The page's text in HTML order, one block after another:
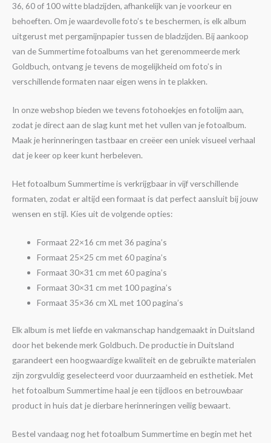
36, 60 of 100 witte bladzijden, afhankelijk van je voorkeur en
behoeften. Om je waardevolle foto’s te beschermen, is elk album
uitgerust met pergamijnpapier tussen de bladzijden. Bij aankoop
van de Summertime fotoalbums van het gerenommeerde merk
Goldbuch, ontvang je tevens de mogelijkheid om foto’s in
verschillende formaten naar eigen wens in te plakken.
In onze webshop bieden we tevens fotohoekjes en fotolijm aan,
zodat je direct aan de slag kunt met het vullen van je fotoalbum.
Maak je herinneringen tastbaar en creëer een uniek visueel verhaal
dat je keer op keer kunt herbeleven.
Het fotoalbum Summertime is verkrijgbaar in vijf verschillende
formaten, zodat er altijd een formaat is dat perfect aansluit bij jouw
wensen en stijl. Kies uit de volgende opties:
Formaat 22×16 cm met 36 pagina’s
Formaat 25×25 cm met 60 pagina’s
Formaat 30×31 cm met 60 pagina’s
Formaat 30×31 cm met 100 pagina’s
Formaat 35×36 cm XL met 100 pagina’s
Elk album is met liefde en vakmanschap handgemaakt in Duitsland
door het bekende merk Goldbuch. De productie in Duitsland
garandeert een hoogwaardige kwaliteit en de gebruikte materialen
zijn zorgvuldig geselecteerd voor duurzaamheid en esthetiek. Met
het fotoalbum Summertime haal je een tijdloos en betrouwbaar
product in huis dat je dierbare herinneringen veilig bewaart.
Bestel vandaag nog het fotoalbum Summertime en begin met het